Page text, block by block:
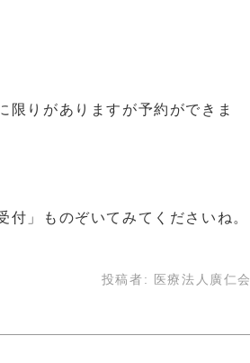
限りがありますが予約ができま
」ものぞいてみてくださいね。
投稿者: 医療法人廣仁会